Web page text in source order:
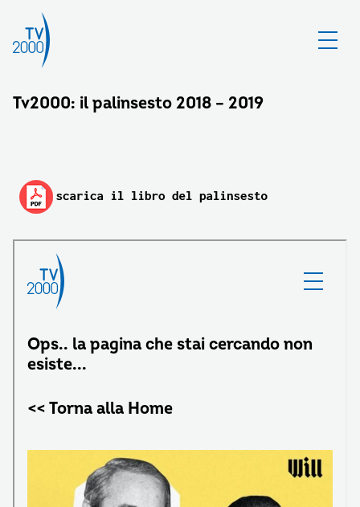
Tv2000: il palinsesto 2018 – 2019